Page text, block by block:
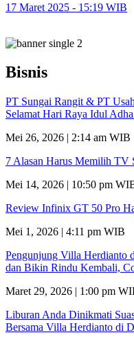
17 Maret 2025 - 15:19 WIB
Bisnis
PT Sungai Rangit & PT
Selamat Hari Raya Idul
Mei 26, 2026 | 2:14 am WIB
7 Alasan Harus Memilih TV
Mei 14, 2026 | 10:50 pm
Review Infinix GT 50 Pro
Mei 1, 2026 | 4:11 pm WIB
Pengunjung Villa Herdianto
dan Bikin Rindu Kembali,
Maret 29, 2026 | 1:00 pm
Liburan Anda Dinikmati
Bersama Villa Herdianto di